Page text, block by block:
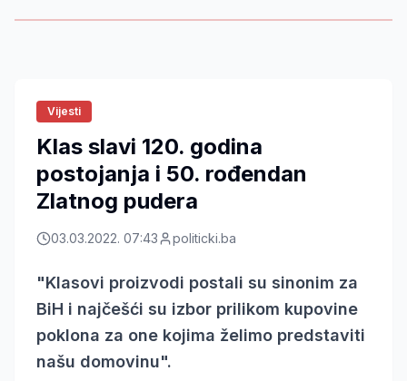
Vijesti
Klas slavi 120. godina
postojanja i 50. rođendan
Zlatnog pudera
03.03.2022. 07:43 politicki.ba
"Klasovi proizvodi postali su sinonim za
BiH i najčešći su izbor prilikom kupovine
poklona za one kojima želimo predstaviti
našu domovinu".